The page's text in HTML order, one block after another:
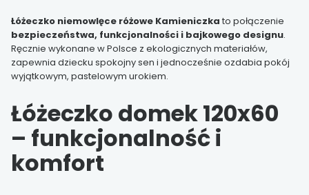
Łóżeczko niemowlęce różowe Kamieniczka to połączenie
bezpieczeństwa, funkcjonalności i bajkowego designu.
Ręcznie wykonane w Polsce z ekologicznych materiałów,
zapewnia dziecku spokojny sen i jednocześnie ozdabia pokój
wyjątkowym, pastelowym urokiem.
Łóżeczko domek 120x60
– funkcjonalność i
komfort